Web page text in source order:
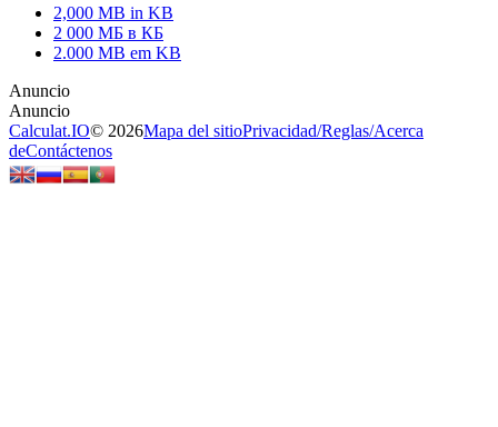
2,000 MB in KB
2 000 МБ в КБ
2.000 MB em KB
Calculat.IO© 2026Mapa del sitioPrivacidad/Reglas/Acerca
deContáctenos